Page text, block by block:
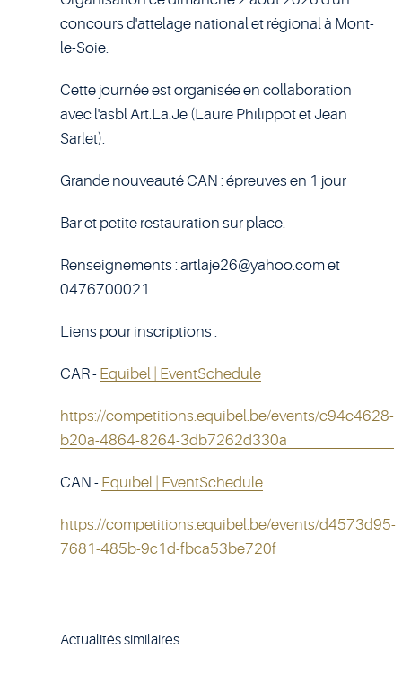
concours d'attelage national et régional à Mont-
le-Soie.
Cette journée est organisée en collaboration
avec l'asbl Art.La.Je (Laure Philippot et Jean
Sarlet).
Grande nouveauté CAN : épreuves en 1 jour
Bar et petite restauration sur place.
Renseignements :artlaje26@yahoo.com et
0476700021
Liens pour inscriptions :
CAR - Equibel | EventSchedule
https://competitions.equibel.be/events/c94c4628-
b20a-4864-8264-3db7262d330a
CAN - Equibel | EventSchedule
https://competitions.equibel.be/events/d4573d95-
7681-485b-9c1d-fbca53be720f
Actualités similaires